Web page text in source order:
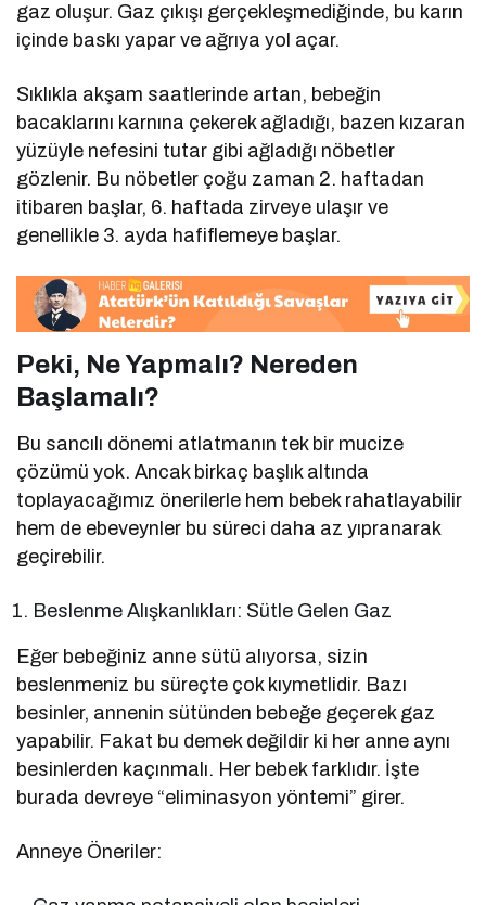
gaz oluşur. Gaz çıkışı gerçekleşmediğinde, bu karın
içinde baskı yapar ve ağrıya yol açar.
Sıklıkla akşam saatlerinde artan, bebeğin
bacaklarını karnına çekerek ağladığı, bazen kızaran
yüzüyle nefesini tutar gibi ağladığı nöbetler
gözlenir. Bu nöbetler çoğu zaman 2. haftadan
itibaren başlar, 6. haftada zirveye ulaşır ve
genellikle 3. ayda hafiflemeye başlar.
Peki, Ne Yapmalı? Nereden
Başlamalı?
Bu sancılı dönemi atlatmanın tek bir mucize
çözümü yok. Ancak birkaç başlık altında
toplayacağımız önerilerle hem bebek rahatlayabilir
hem de ebeveynler bu süreci daha az yıpranarak
geçirebilir.
Beslenme Alışkanlıkları: Sütle Gelen Gaz
Eğer bebeğiniz anne sütü alıyorsa, sizin
beslenmeniz bu süreçte çok kıymetlidir. Bazı
besinler, annenin sütünden bebeğe geçerek gaz
yapabilir. Fakat bu demek değildir ki her anne aynı
besinlerden kaçınmalı. Her bebek farklıdır. İşte
burada devreye “eliminasyon yöntemi” girer.
Anneye Öneriler: